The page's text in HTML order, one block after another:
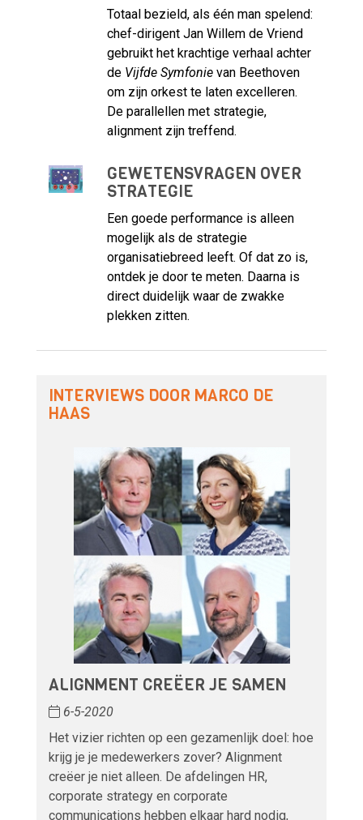
Totaal bezield, als één man spelend:
chef-dirigent Jan Willem de Vriend
gebruikt het krachtige verhaal achter
de Vijfde Symfonievan Beethoven
om zijn orkest te laten excelleren.
De parallellen met strategie,
alignment zijn treffend.
GEWETENSVRAGEN OVER
STRATEGIE
Een goede performance is alleen
mogelijk als de strategie
organisatiebreed leeft. Of dat zo is,
ontdek je door te meten. Daarna is
direct duidelijk waar de zwakke
plekken zitten.
INTERVIEWS DOOR MARCO DE
HAAS
ALIGNMENT CREËER JE SAMEN
6-5-2020
Het vizier richten op een gezamenlijk doel: hoe
krijg je je medewerkers zover? Alignment
creëer je niet alleen. De afdelingen HR,
corporate strategy en corporate
communications hebben elkaar hard nodig,